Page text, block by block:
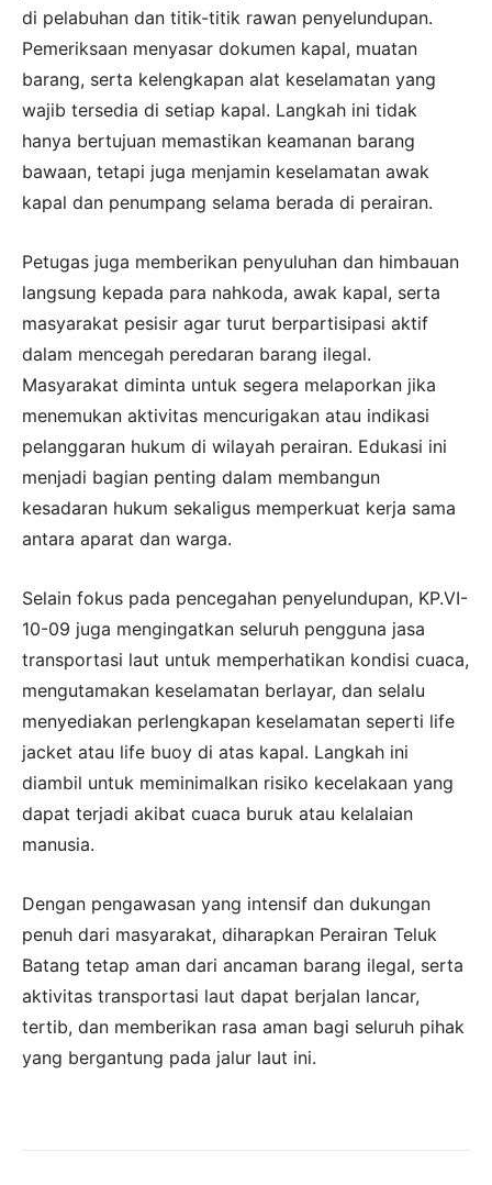
di pelabuhan dan titik-titik rawan penyelundupan.
Pemeriksaan menyasar dokumen kapal, muatan
barang, serta kelengkapan alat keselamatan yang
wajib tersedia di setiap kapal. Langkah ini tidak
hanya bertujuan memastikan keamanan barang
bawaan, tetapi juga menjamin keselamatan awak
kapal dan penumpang selama berada di perairan.
Petugas juga memberikan penyuluhan dan himbauan
langsung kepada para nahkoda, awak kapal, serta
masyarakat pesisir agar turut berpartisipasi aktif
dalam mencegah peredaran barang ilegal.
Masyarakat diminta untuk segera melaporkan jika
menemukan aktivitas mencurigakan atau indikasi
pelanggaran hukum di wilayah perairan. Edukasi ini
menjadi bagian penting dalam membangun
kesadaran hukum sekaligus memperkuat kerja sama
antara aparat dan warga.
Selain fokus pada pencegahan penyelundupan, KP.VI-
10-09 juga mengingatkan seluruh pengguna jasa
transportasi laut untuk memperhatikan kondisi cuaca,
mengutamakan keselamatan berlayar, dan selalu
menyediakan perlengkapan keselamatan seperti life
jacket atau life buoy di atas kapal. Langkah ini
diambil untuk meminimalkan risiko kecelakaan yang
dapat terjadi akibat cuaca buruk atau kelalaian
manusia.
Dengan pengawasan yang intensif dan dukungan
penuh dari masyarakat, diharapkan Perairan Teluk
Batang tetap aman dari ancaman barang ilegal, serta
aktivitas transportasi laut dapat berjalan lancar,
tertib, dan memberikan rasa aman bagi seluruh pihak
yang bergantung pada jalur laut ini.